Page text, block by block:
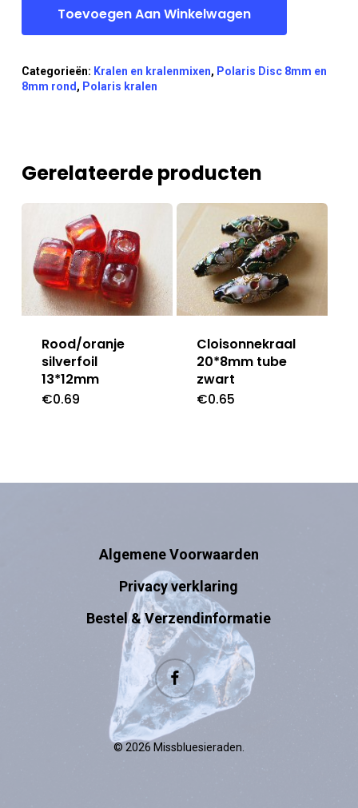
Toevoegen Aan Winkelwagen
Categorieën: Kralen en kralenmixen, Polaris Disc 8mm en
8mm rond, Polaris kralen
Gerelateerde producten
Rood/oranje
silverfoil
13*12mm
€0.69
Cloisonnekraal
20*8mm tube
zwart
€0.65
Algemene Voorwaarden
Privacy verklaring
Bestel & Verzendinformatie
facebook
© 2026 Missbluesieraden.